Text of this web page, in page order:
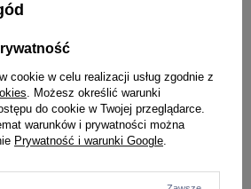
Rose
kobiecej sylwetki
dekoltem
nadruk
wykończona dodatkową lamówką przeciw
cookie w celu realizacji usług zgodnie z
. Możesz określić warunki
do cookie w Twojej przeglądarce.
warunków i prywatności można
Prywatność i warunki Google